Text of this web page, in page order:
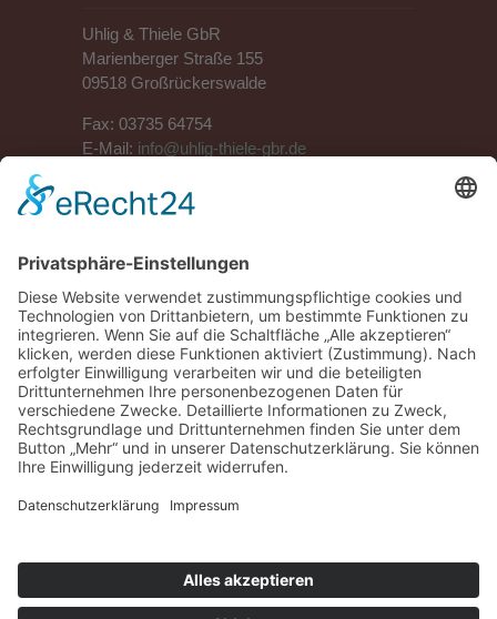
Uhlig & Thiele GbR
Marienberger Straße 155
09518 Großrückerswalde
Fax: 03735 64754
E-Mail: info@uhlig-thiele-gbr.de
ANSPRECHPARTNER
Tel.:03735 62902
Mobil:0171 7927307
Herr Thiele
Tel.:03735 64657
Mobil:0162 9425584
SERVICE